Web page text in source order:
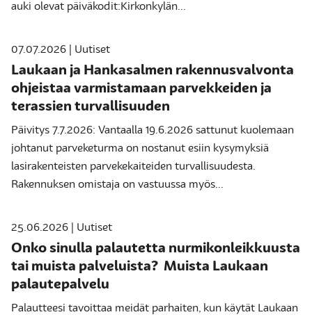
auki olevat päiväkodit:Kirkonkylän...
07.07.2026 | Uutiset
Laukaan ja Hankasalmen rakennusvalvonta
ohjeistaa varmistamaan parvekkeiden ja
terassien turvallisuuden
Päivitys 7.7.2026: Vantaalla 19.6.2026 sattunut kuolemaan
johtanut parveketurma on nostanut esiin kysymyksiä
lasirakenteisten parvekekaiteiden turvallisuudesta.
Rakennuksen omistaja on vastuussa myös...
25.06.2026 | Uutiset
Onko sinulla palautetta nurmikonleikkuusta
tai muista palveluista? Muista Laukaan
palautepalvelu
Palautteesi tavoittaa meidät parhaiten, kun käytät Laukaan